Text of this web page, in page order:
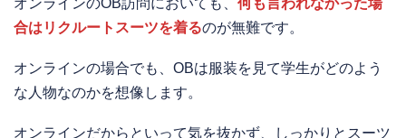
オンラインのOB訪問においても、 何も言われなかった場
合はリクルートスーツを着るのが無難です。
オンラインの場合でも、OBは服装を見て学生がどのよう
な人物なのかを想像します。
オンラインだからといって気を抜かず、しっかりとスーツ